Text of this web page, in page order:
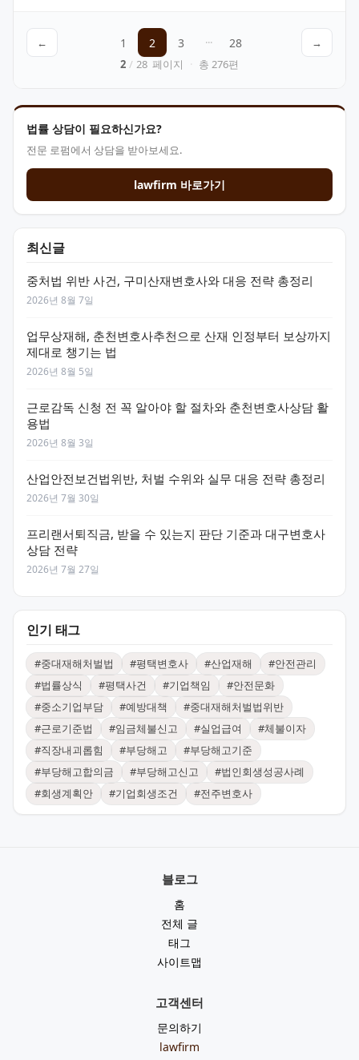
← 1 2 3 ··· 28
→
2 / 28 페이지 · 총 276편
법률 상담이 필요하신가요?
전문 로펌에서 상담을 받아보세요.
lawfirm 바로가기
최신글
중처법 위반 사건, 구미산재변호사와 대응 전략 총정리
2026년 8월 7일
업무상재해, 춘천변호사추천으로 산재 인정부터 보상까지
제대로 챙기는 법
2026년 8월 5일
근로감독 신청 전 꼭 알아야 할 절차와 춘천변호사상담 활
용법
2026년 8월 3일
산업안전보건법위반, 처벌 수위와 실무 대응 전략 총정리
2026년 7월 30일
프리랜서퇴직금, 받을 수 있는지 판단 기준과 대구변호사
상담 전략
2026년 7월 27일
인기 태그
#중대재해처벌법 #평택변호사 #산업재해 #안전관리
#법률상식 #평택사건 #기업책임 #안전문화
#중소기업부담 #예방대책 #중대재해처벌법위반
#근로기준법 #임금체불신고 #실업급여 #체불이자
#직장내괴롭힘 #부당해고 #부당해고기준
#부당해고합의금 #부당해고신고 #법인회생성공사례
#회생계획안 #기업회생조건 #전주변호사
블로그
홈
전체 글
태그
사이트맵
고객센터
문의하기
lawfirm